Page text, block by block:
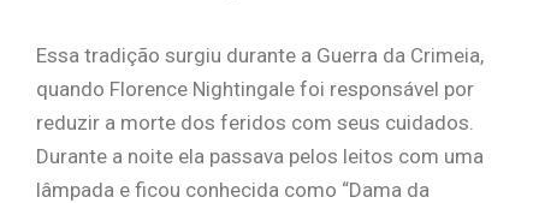
Essa tradição surgiu durante a Guerra da Crimeia,
quando Florence Nightingale foi responsável por
reduzir a morte dos feridos com seus cuidados.
Durante a noite ela passava pelos leitos com uma
lâmpada e ficou conhecida como “Dama da